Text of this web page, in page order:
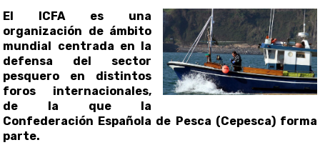
El ICFA es una
organización de ámbito
mundial centrada en la
defensa del sector
pesquero en distintos
foros internacionales,
de la que la
Confederación Española de Pesca (Cepesca) forma
parte.